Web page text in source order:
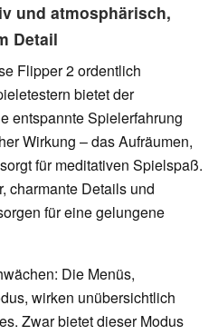
und atmosphärisch,
Detail
Flipper 2 ordentlich
bietet der
entspannte Spielerfahrung
Wirkung – das Aufräumen,
für meditativen Spielspaß.
charmante Details und
für eine gelungene
Die Menüs,
wirken unübersichtlich
Zwar bietet dieser Modus